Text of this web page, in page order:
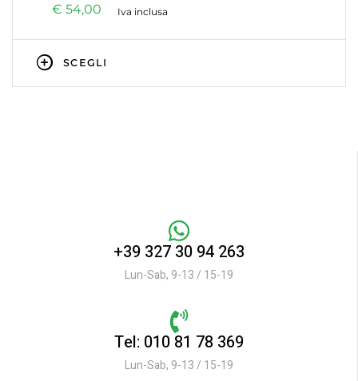
€ 54,00 Iva inclusa
SCEGLI
+39 327 30 94 263
Lun-Sab, 9-13 / 15-19
Tel: 010 81 78 369
Lun-Sab, 9-13 / 15-19